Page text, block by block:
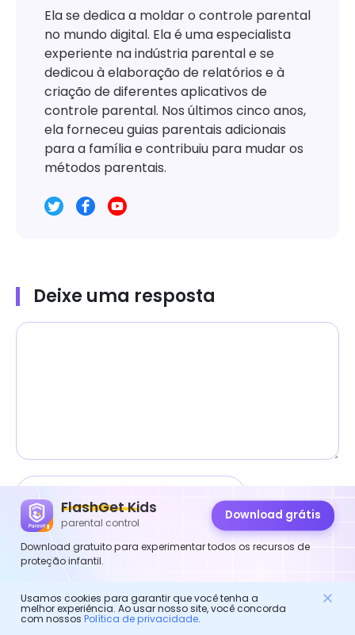
Ela se dedica a moldar o controle parental
no mundo digital. Ela é uma especialista
experiente na indústria parental e se
dedicou à elaboração de relatórios e à
criação de diferentes aplicativos de
controle parental. Nos últimos cinco anos,
ela forneceu guias parentais adicionais
para a família e contribuiu para mudar os
métodos parentais.
Deixe uma resposta
Salvar meu nome, e-mail e site neste navegador
para a próxima vez que eu comentar.
FlashGet Kids
parental control
Download grátis
Download gratuito para experimentar todos os recursos de
proteção infantil.
Usamos cookies para garantir que você tenha a
melhor experiência. Ao usar nosso site, você concorda
com nossos Política de privacidade.